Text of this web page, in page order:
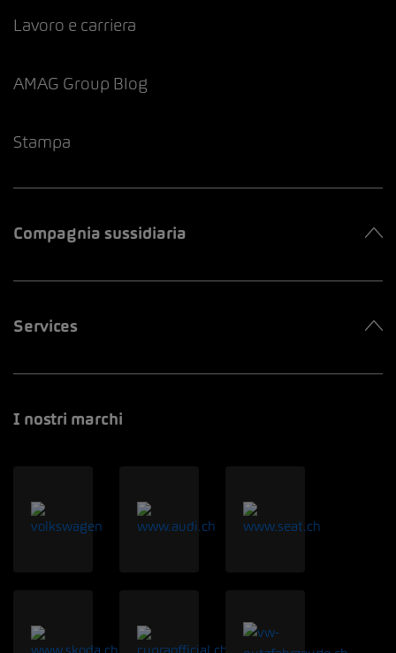
Lavoro e carriera
AMAG Group Blog
Stampa
Compagnia sussidiaria
Services
I nostri marchi